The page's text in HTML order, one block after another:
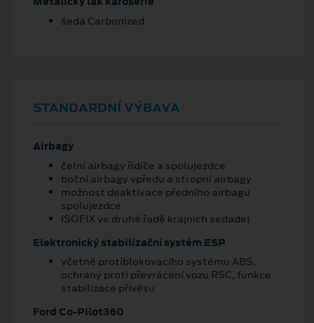
šedá Carbonized
STANDARDNÍ VÝBAVA
Airbagy
čelní airbagy řidiče a spolujezdce
boční airbagy vpředu a stropní airbagy
možnost deaktivace předního airbagu
spolujezdce
ISOFIX ve druhé řadě krajních sedadel
Elektronický stabilizační systém ESP
včetně protiblokovacího systému ABS,
ochrany proti převrácení vozu RSC, funkce
stabilizace přívěsu
Ford Co-Pilot360